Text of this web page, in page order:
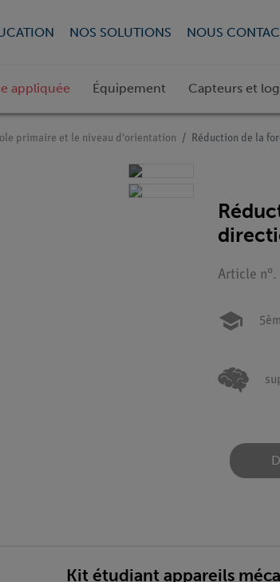
NOS SOLUTIONS NOUS
appliquée Équipement Capteurs et
primaire et le niveau d'orientation Réduction de la
Article
Kit étudiant appareils